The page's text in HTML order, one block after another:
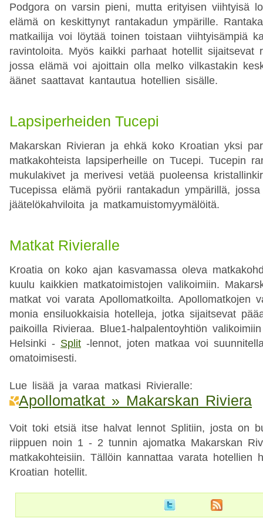
Podgora on varsin pieni, mutta erityisen viihtyisä
elämä on keskittynyt rantakadun ympärille.
matkailija voi löytää toinen toistaan viihtyisämpiä
ravintoloita. Myös kaikki parhaat hotellit sijaitsevat
jossa elämä voi ajoittain olla melko vilkastakin
äänet saattavat kantautua hotellien sisälle.
Lapsiperheiden Tucepi
Makarskan Rivieran ja ehkä koko Kroatian yksi
matkakohteista lapsiperheille on Tucepi. Tucepin
mukulakivet ja merivesi vetää puoleensa
Tucepissa elämä pyörii rantakadun ympärillä,
jäätelökahviloita ja matkamuistomyymälöitä.
Matkat Rivieralle
Kroatia on koko ajan kasvamassa oleva
kuulu kaikkien matkatoimistojen valikoimiin.
matkat voi varata Apollomatkoilta. Apollomatkojen
monia ensiluokkaisia hotelleja, jotka sijaitsevat
paikoilla Rivieraa. Blue1-halpalentoyhtiön
Helsinki - Split -lennot, joten matkaa voi
omatoimisesti.
Lue lisää ja varaa matkasi Rivieralle:
Apollomatkat » Makarskan Riviera
Voit toki etsiä itse halvat lennot Splitiin, josta on
riippuen noin 1 - 2 tunnin ajomatka Makarskan
matkakohteisiin. Tällöin kannattaa varata hotellien
Kroatian hotellit.